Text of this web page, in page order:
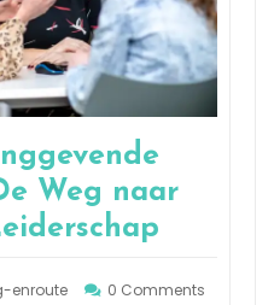
Weg naar
enroute
0 Comments